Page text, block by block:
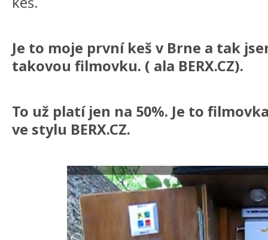
Je to moje první keš v Brne a tak
takovou filmovku. ( ala BERX.CZ).
To už platí jen na 50%. Je to
ve stylu BERX.CZ.